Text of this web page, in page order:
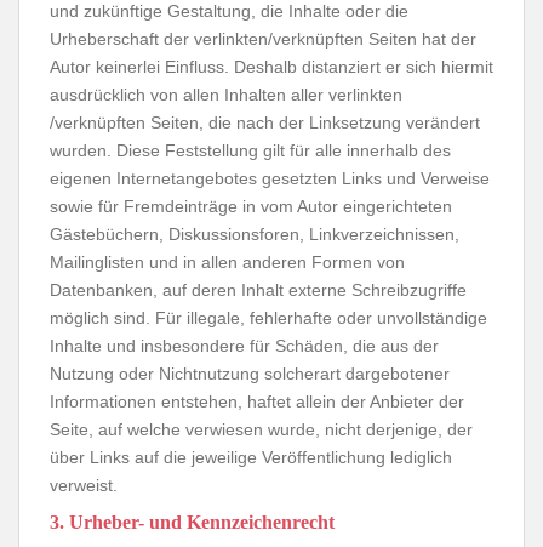
und zukünftige Gestaltung, die Inhalte oder die
Urheberschaft der verlinkten/verknüpften Seiten hat der
Autor keinerlei Einfluss. Deshalb distanziert er sich hiermit
ausdrücklich von allen Inhalten aller verlinkten
/verknüpften Seiten, die nach der Linksetzung verändert
wurden. Diese Feststellung gilt für alle innerhalb des
eigenen Internetangebotes gesetzten Links und Verweise
sowie für Fremdeinträge in vom Autor eingerichteten
Gästebüchern, Diskussionsforen, Linkverzeichnissen,
Mailinglisten und in allen anderen Formen von
Datenbanken, auf deren Inhalt externe Schreibzugriffe
möglich sind. Für illegale, fehlerhafte oder unvollständige
Inhalte und insbesondere für Schäden, die aus der
Nutzung oder Nichtnutzung solcherart dargebotener
Informationen entstehen, haftet allein der Anbieter der
Seite, auf welche verwiesen wurde, nicht derjenige, der
über Links auf die jeweilige Veröffentlichung lediglich
verweist.
3. Urheber- und Kennzeichenrecht